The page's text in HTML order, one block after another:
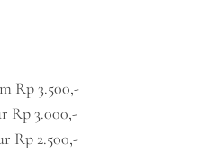
Rp 3.500,-
Rp 3.000,-
Rp 2.500,-